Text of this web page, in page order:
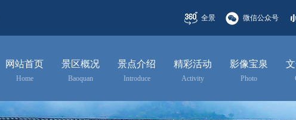
全景 微信公众号
网站首页
Home
景区概况
Baoquan
景点介绍
Introduce
精彩活动
Activity
影像宝泉
Photo